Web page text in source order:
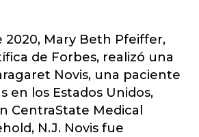
2020, Mary Beth Pfeiffer,
de Forbes, realizó una
Novis, una paciente
en los Estados Unidos,
CentraState Medical
N.J. Novis fue